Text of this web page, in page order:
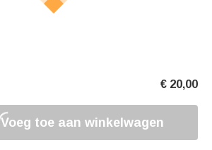
€ 20,00
Voeg toe aan winkelwagen